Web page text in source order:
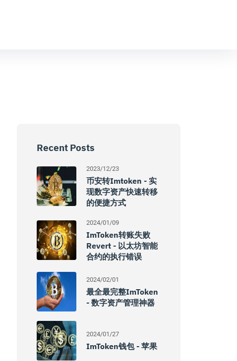
Recent Posts
2023/12/23
币安转imtoken - 实
现数字资产快速转移
的便捷方式
2024/01/09
ImToken转账失败
Revert - 以太坊智能
合约的执行错误
2024/02/01
最全最完整imToken
- 数字资产管理神器
2024/01/27
ImToken钱包 - 苹果